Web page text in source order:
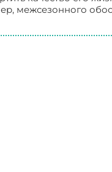
межсезонного